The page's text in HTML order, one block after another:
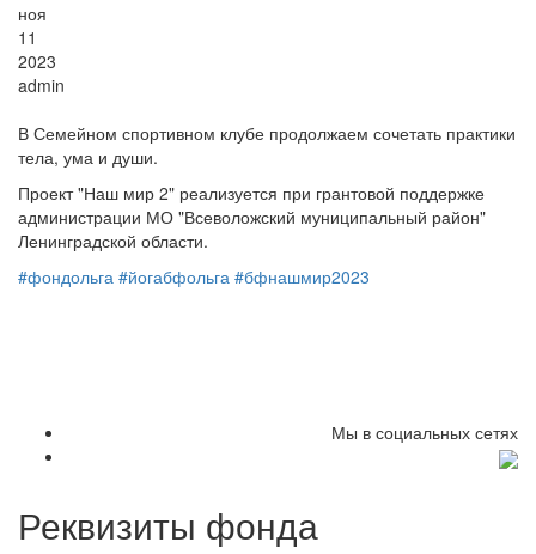
ноя
11
2023
admin
В Семейном спортивном клубе продолжаем сочетать практики
тела, ума и души.
Проект "Наш мир 2" реализуется при грантовой поддержке
администрации МО "Всеволожский муниципальный район"
Ленинградской области.
#фондольга #йогабфольга #бфнашмир2023
Мы в социальных сетях
Реквизиты фонда